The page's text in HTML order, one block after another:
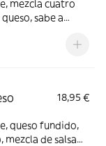
mezcla cuatro
sabe a
18,95 €
queso fundido,
mezcla de salsa